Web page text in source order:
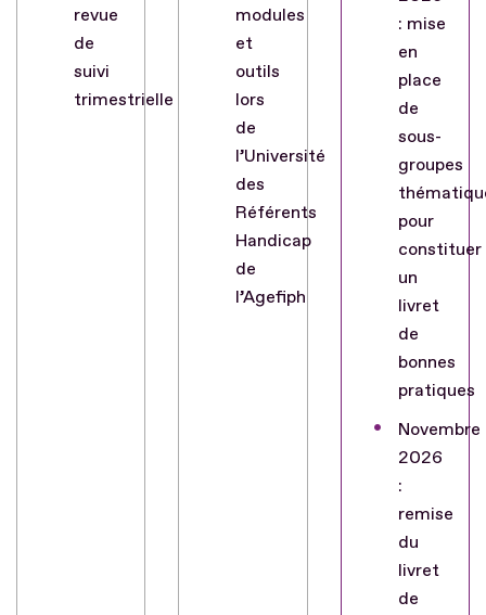
revue
de
suivi
trimestrielle
modules
et
outils
lors
de
l’Université
des
Référents
Handicap
de
l’Agefiph
: mise
en
place
de
sous-
groupes
pour
constituer
un
livret
de
bonnes
pratiques
Novembre
2026
:
remise
du
livret
de